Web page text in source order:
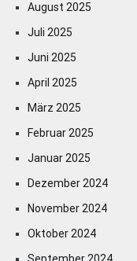
August 2025
Juli 2025
Juni 2025
April 2025
März 2025
Februar 2025
Januar 2025
Dezember 2024
November 2024
Oktober 2024